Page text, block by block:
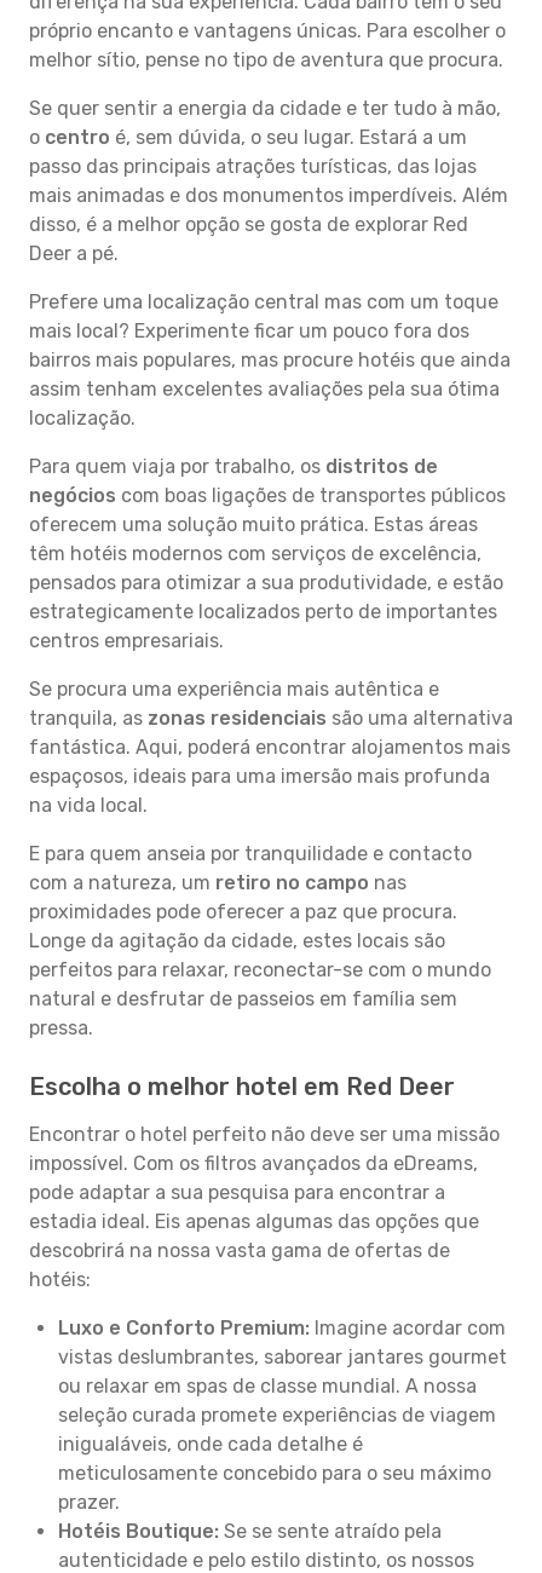
próprio encanto e vantagens únicas. Para escolher o
melhor sítio, pense no tipo de aventura que procura.
Se quer sentir a energia da cidade e ter tudo à mão,
o centro é, sem dúvida, o seu lugar. Estará a um
passo das principais atrações turísticas, das lojas
mais animadas e dos monumentos imperdíveis. Além
disso, é a melhor opção se gosta de explorar Red
Deer a pé.
Prefere uma localização central mas com um toque
mais local? Experimente ficar um pouco fora dos
bairros mais populares, mas procure hotéis que ainda
assim tenham excelentes avaliações pela sua ótima
localização.
Para quem viaja por trabalho, os distritos de
negócios com boas ligações de transportes públicos
oferecem uma solução muito prática. Estas áreas
têm hotéis modernos com serviços de excelência,
pensados para otimizar a sua produtividade, e estão
estrategicamente localizados perto de importantes
centros empresariais.
Se procura uma experiência mais autêntica e
tranquila, as zonas residenciais são uma alternativa
fantástica. Aqui, poderá encontrar alojamentos mais
espaçosos, ideais para uma imersão mais profunda
na vida local.
E para quem anseia por tranquilidade e contacto
com a natureza, um retiro no campo nas
proximidades pode oferecer a paz que procura.
Longe da agitação da cidade, estes locais são
perfeitos para relaxar, reconectar-se com o mundo
natural e desfrutar de passeios em família sem
pressa.
Escolha o melhor hotel em Red Deer
Encontrar o hotel perfeito não deve ser uma missão
impossível. Com os filtros avançados da eDreams,
pode adaptar a sua pesquisa para encontrar a
estadia ideal. Eis apenas algumas das opções que
descobrirá na nossa vasta gama de ofertas de
hotéis:
Luxo e Conforto Premium: Imagine acordar com
vistas deslumbrantes, saborear jantares gourmet
ou relaxar em spas de classe mundial. A nossa
seleção curada promete experiências de viagem
inigualáveis, onde cada detalhe é
meticulosamente concebido para o seu máximo
prazer.
Hotéis Boutique: Se se sente atraído pela
autenticidade e pelo estilo distinto, os nossos